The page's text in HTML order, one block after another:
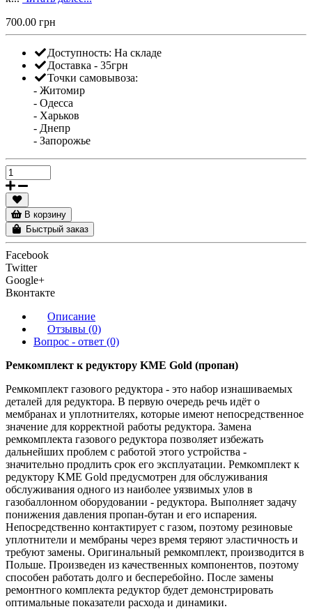
700.00 грн
Доступность: На складе
Доставка - 35грн
Точки самовывоза:
- Житомир
- Одесса
- Харьков
- Днепр
- Запорожье
В корзину
Быстрый заказ
Facebook
Twitter
Google+
Вконтакте
Описание
Отзывы (0)
Вопрос - ответ (0)
Ремкомплект к редуктору KME Gold (пропан)
Ремкомплект газового редуктора - это набор изнашиваемых
деталей для редуктора. В первую очередь речь идёт о
мембранах и уплотнителях, которые имеют непосредственное
значение для корректной работы редуктора. Замена
ремкомплекта газового редуктора позволяет избежать
дальнейших проблем с работой этого устройства -
значительно продлить срок его эксплуатации. Ремкомплект к
редуктору KME Gold предусмотрен для обслуживания
обслуживания одного из наиболее уязвимых улов в
газобаллонном оборудовании - редуктора. Выполняет задачу
понижения давления пропан-бутан и его испарения.
Непосредственно контактирует с газом, поэтому резиновые
уплотнители и мембраны через время теряют эластичность и
требуют замены. Оригинальный ремкомплект, производится в
Польше. Произведен из качественных компонентов, поэтому
способен работать долго и бесперебойно. После замены
ремонтного комплекта редуктор будет демонстрировать
оптимальные показатели расхода и динамики.